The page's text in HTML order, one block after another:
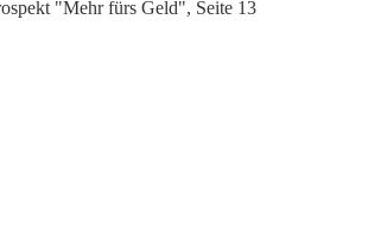
"Mehr fürs Geld", Seite 13